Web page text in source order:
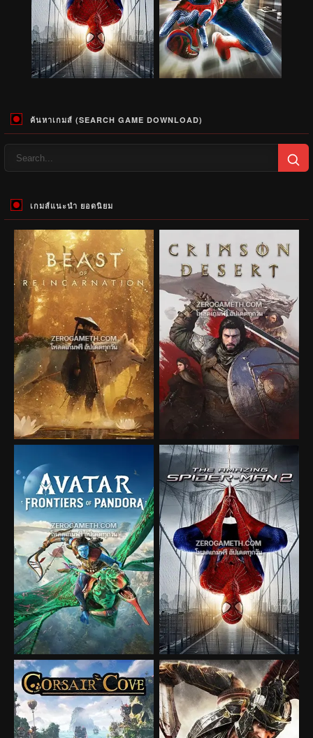
ค้นหาเกมส์ (SEARCH GAME DOWNLOAD)
เกมส์แนะนำ ยอดนิยม